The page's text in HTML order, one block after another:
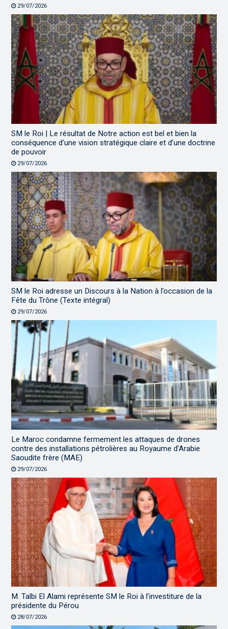
29/07/2026
SM le Roi | Le résultat de Notre action est bel et bien la
conséquence d’une vision stratégique claire et d’une doctrine
de pouvoir
29/07/2026
SM le Roi adresse un Discours à la Nation à l’occasion de la
Fête du Trône (Texte intégral)
29/07/2026
Le Maroc condamne fermement les attaques de drones
contre des installations pétrolières au Royaume d’Arabie
Saoudite frère (MAE)
29/07/2026
M. Talbi El Alami représente SM le Roi à l’investiture de la
présidente du Pérou
28/07/2026